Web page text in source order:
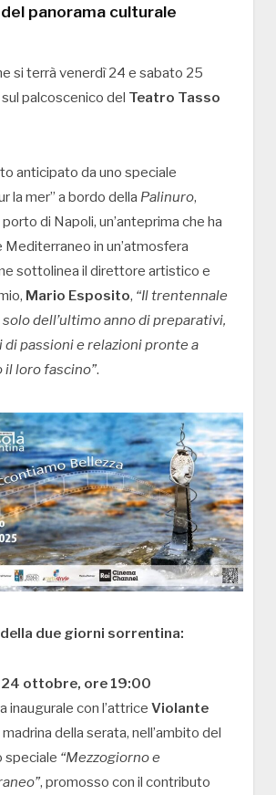
panorama culturale
si terrà venerdì 24 e sabato 25
palcoscenico del Teatro Tasso
anticipato da uno speciale
la mer” a bordo della Palinuro,
di Napoli, un’anteprima che ha
Mediterraneo in un’atmosfera
sottolinea il direttore artistico e
Mario Esposito, “Il trentennale
dell’ultimo anno di preparativi,
di passioni e relazioni pronte a
loro fascino”.
due giorni sorrentina:
24 ottobre, ore 19:00
inaugurale con l’attrice Violante
madrina della serata, nell’ambito del
“Mezzogiorno e
, promosso con il contributo